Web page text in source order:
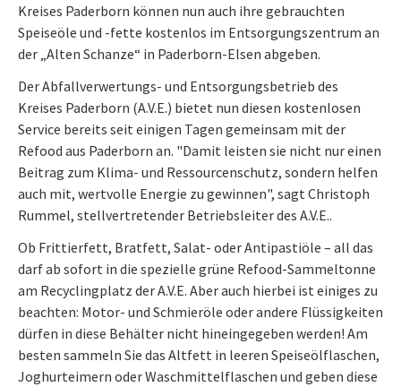
Kreises Paderborn können nun auch ihre gebrauchten
Speiseöle und -fette kostenlos im Entsorgungszentrum an
der „Alten Schanze“ in Paderborn-Elsen abgeben.
Der Abfallverwertungs- und Entsorgungsbetrieb des
Kreises Paderborn (A.V.E.) bietet nun diesen kostenlosen
Service bereits seit einigen Tagen gemeinsam mit der
Refood aus Paderborn an. "Damit leisten sie nicht nur einen
Beitrag zum Klima- und Ressourcenschutz, sondern helfen
auch mit, wertvolle Energie zu gewinnen", sagt Christoph
Rummel, stellvertretender Betriebsleiter des A.V.E..
Ob Frittierfett, Bratfett, Salat- oder Antipastiöle – all das
darf ab sofort in die spezielle grüne Refood-Sammeltonne
am Recyclingplatz der A.V.E. Aber auch hierbei ist einiges zu
beachten: Motor- und Schmieröle oder andere Flüssigkeiten
dürfen in diese Behälter nicht hineingegeben werden! Am
besten sammeln Sie das Altfett in leeren Speiseölflaschen,
Joghurteimern oder Waschmittelflaschen und geben diese